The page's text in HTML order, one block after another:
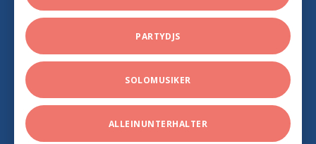
PARTYDJS
SOLOMUSIKER
ALLEINUNTERHALTER